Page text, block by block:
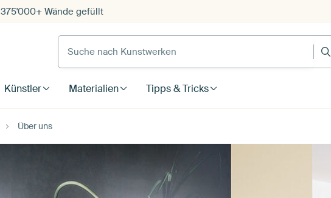
375'000+ Wände gefüllt
Suche nach Kunstwerken
Künstler Materialien Tipps & Tricks
Über uns